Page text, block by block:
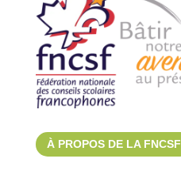
À PROPOS DE LA FNCSF